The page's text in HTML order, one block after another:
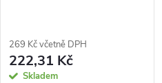
269 Kč včetně DPH
222,31 Kč
Skladem